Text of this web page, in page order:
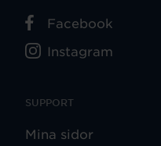
SUPPORT
Mina sidor
Facebook
Instagram